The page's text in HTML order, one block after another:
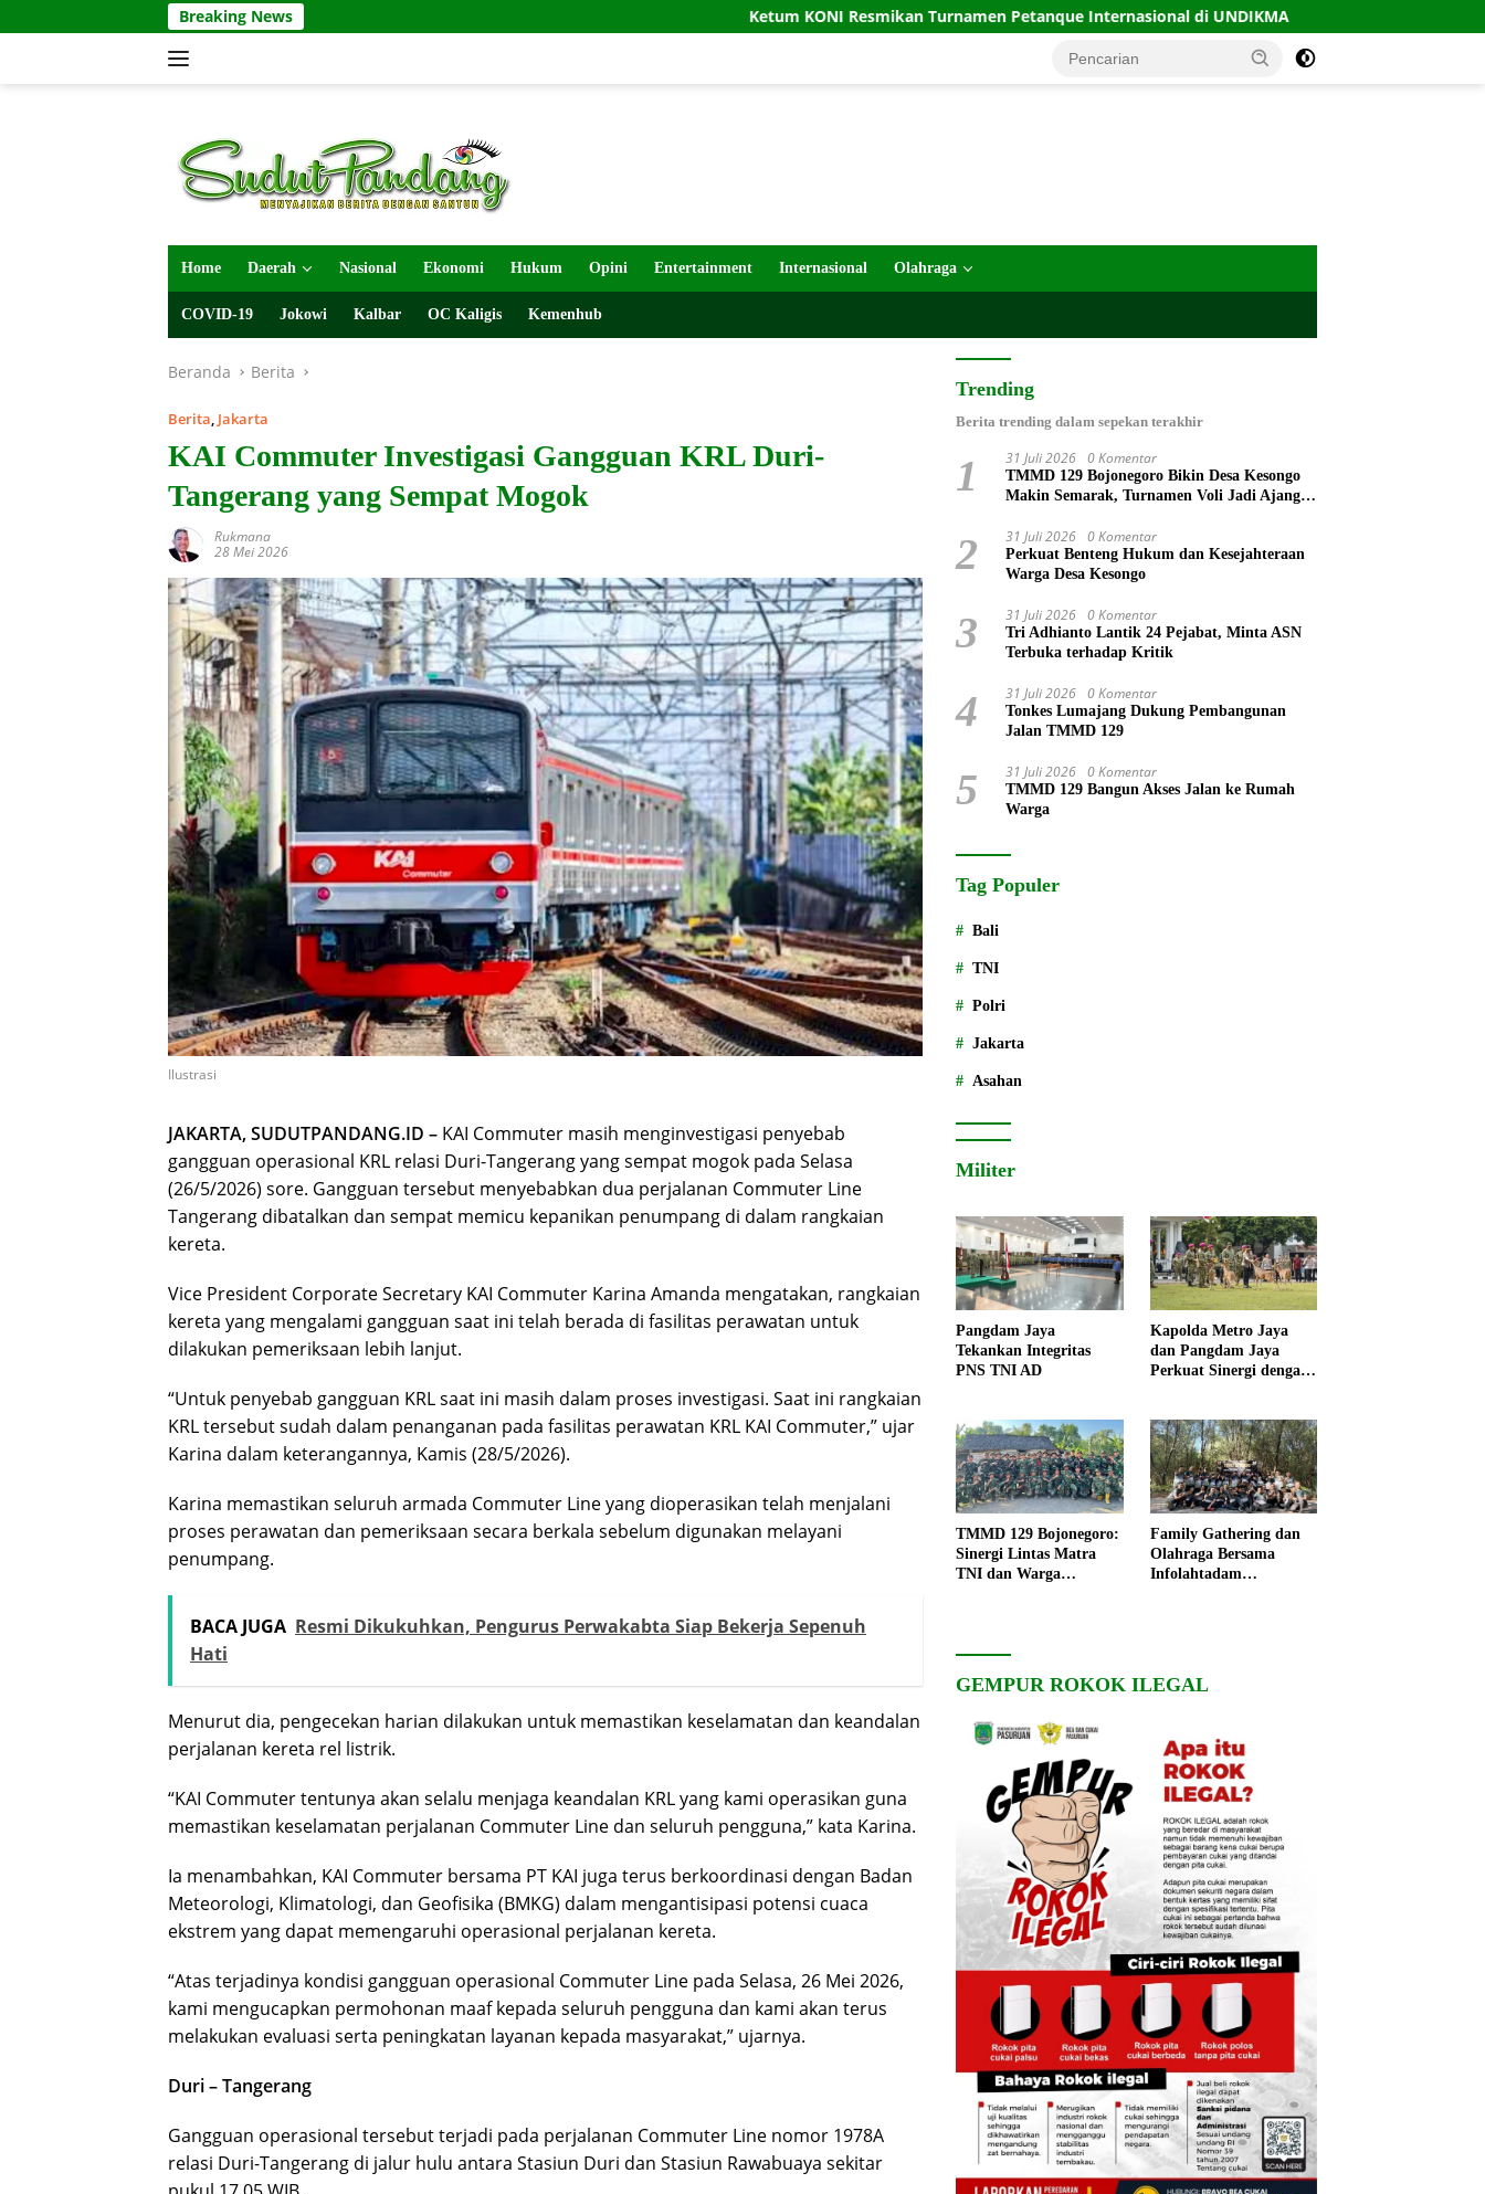
ke
Breaking News Ketum KONI Resmikan Turnamen Petanque Internasional di UNDIKMA Pantau Budidaya Lele di
Home Daerah Nasional Ekonomi Hukum Opini Entertainment Internasional Olahraga
COVID-19 Jokowi Kalbar OC Kaligis Kemenhub
Beranda Berita
Berita, Jakarta
KAI Commuter Investigasi Gangguan KRL Duri-
Tangerang yang Sempat Mogok
Rukmana
28 Mei 2026
Ilustrasi
JAKARTA, SUDUTPANDANG.ID – KAI Commuter masih menginvestigasi penyebab
gangguan operasional KRL relasi Duri-Tangerang yang sempat mogok pada Selasa
(26/5/2026) sore. Gangguan tersebut menyebabkan dua perjalanan Commuter Line
Tangerang dibatalkan dan sempat memicu kepanikan penumpang di dalam rangkaian
kereta.
Vice President Corporate Secretary KAI Commuter Karina Amanda mengatakan, rangkaian
kereta yang mengalami gangguan saat ini telah berada di fasilitas perawatan untuk
dilakukan pemeriksaan lebih lanjut.
“Untuk penyebab gangguan KRL saat ini masih dalam proses investigasi. Saat ini rangkaian
KRL tersebut sudah dalam penanganan pada fasilitas perawatan KRL KAI Commuter,” ujar
Karina dalam keterangannya, Kamis (28/5/2026).
Karina memastikan seluruh armada Commuter Line yang dioperasikan telah menjalani
proses perawatan dan pemeriksaan secara berkala sebelum digunakan melayani
penumpang.
BACA JUGA Resmi Dikukuhkan, Pengurus Perwakabta Siap Bekerja Sepenuh
Hati
Menurut dia, pengecekan harian dilakukan untuk memastikan keselamatan dan keandalan
perjalanan kereta rel listrik.
“KAI Commuter tentunya akan selalu menjaga keandalan KRL yang kami operasikan guna
memastikan keselamatan perjalanan Commuter Line dan seluruh pengguna,” kata Karina.
Ia menambahkan, KAI Commuter bersama PT KAI juga terus berkoordinasi dengan Badan
Meteorologi, Klimatologi, dan Geofisika (BMKG) dalam mengantisipasi potensi cuaca
ekstrem yang dapat memengaruhi operasional perjalanan kereta.
“Atas terjadinya kondisi gangguan operasional Commuter Line pada Selasa, 26 Mei 2026,
kami mengucapkan permohonan maaf kepada seluruh pengguna dan kami akan terus
melakukan evaluasi serta peningkatan layanan kepada masyarakat,” ujarnya.
Duri – Tangerang
Gangguan operasional tersebut terjadi pada perjalanan Commuter Line nomor 1978A
relasi Duri-Tangerang di jalur hulu antara Stasiun Duri dan Stasiun Rawabuaya sekitar
Trending
Berita trending dalam sepekan terakhir
1 31 Juli 2026 0 Komentar
TMMD 129 Bojonegoro Bikin Desa Kesongo
Makin Semarak, Turnamen Voli Jadi Ajang
2 31 Juli 2026 0 Komentar
Perkuat Benteng Hukum dan Kesejahteraan
Warga Desa Kesongo
3 31 Juli 2026 0 Komentar
Tri Adhianto Lantik 24 Pejabat, Minta ASN
Terbuka terhadap Kritik
4 31 Juli 2026 0 Komentar
Tonkes Lumajang Dukung Pembangunan
Jalan TMMD 129
5 31 Juli 2026 0 Komentar
TMMD 129 Bangun Akses Jalan ke Rumah
Warga
Tag Populer
Bali
TNI
Polri
Jakarta
Asahan
Militer
Pangdam Jaya
Tekankan Integritas
PNS TNI AD
Kapolda Metro Jaya
dan Pangdam Jaya
Perkuat Sinergi dengan
TMMD 129 Bojonegoro:
Sinergi Lintas Matra
TNI dan Warga
Family Gathering dan
Olahraga Bersama
Infolahtadam
GEMPUR ROKOK ILEGAL